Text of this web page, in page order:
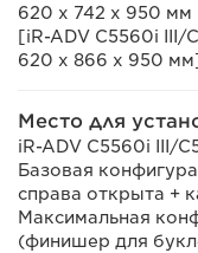
620 x 742 x 950 мм
[iR-ADV C5560i III/
620 x 866 x 950 мм]
Место для
iR-ADV C5560i III/
Базовая
справа открыта +
Максимальная
(финишер для